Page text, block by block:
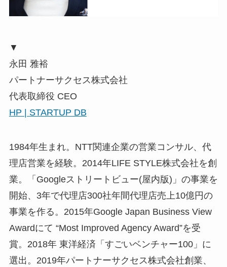
▼
永田 雅裕
パートナーサクセス株式会社
代表取締役 CEO
HP | STARTUP DB
1984年生まれ。NTT関連企業の営業コンサル、代
理店営業を経験。2014年LIFE STYLE株式会社を創
業。「Googleストリートビュー(屋内版)」の事業を
開始、3年で代理店300社年間代理店売上10億円の
事業を作る。2015年Google Japan Business View
Awardにて “Most Improved Agency Award”を受
賞。2018年 東洋経済「すごいベンチャー100」に
選出。2019年パートナーサクセス株式会社創業、